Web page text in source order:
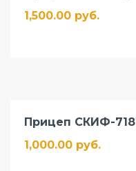
1,500.00 руб.
Прицеп СКИФ-
1,000.00 руб.